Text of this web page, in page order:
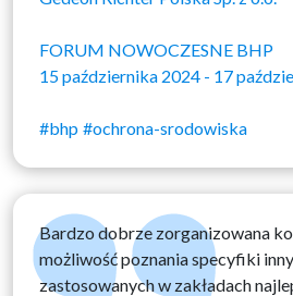
FORUM NOWOCZESNE BHP
15 października 2024 - 17
#bhp #ochrona-srodowiska
Bardzo dobrze zorganizowana
możliwość poznania specyfiki
zastosowanych w zakładach